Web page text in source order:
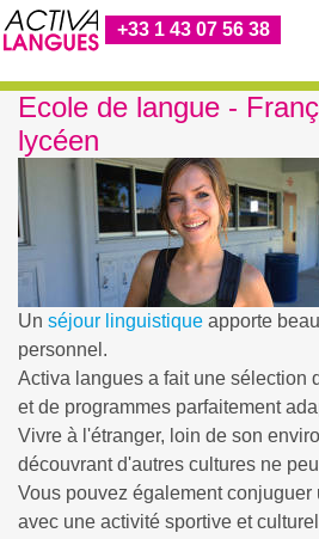
+33 1 43 07 56 38
Ecole de langue -
lycéen
Un séjour linguistique apporte
personnel.
Activa langues a fait une sélection
et de programmes parfaitement
Vivre à l'étranger, loin de son
découvrant d'autres cultures ne
Vous pouvez également conjuguer
avec une activité sportive et